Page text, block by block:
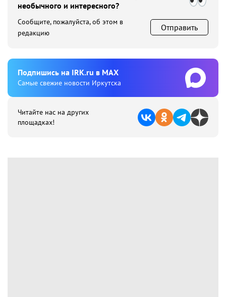
необычного и интересного?
Сообщите, пожалуйста, об этом в
редакцию
Отправить
Подпишиcь на IRK.ru в MAX
Cамые свежие новости Иркутска
Читайте нас на других
площадках!